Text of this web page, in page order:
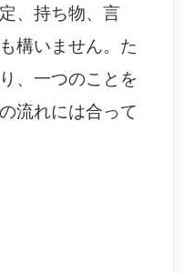
、持ち物、言
構いません。た
、一つのことを
流れには合って